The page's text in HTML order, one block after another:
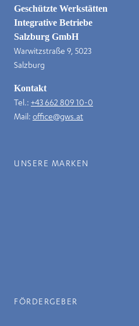
Geschützte Werkstätten
Integrative Betriebe
Salzburg GmbH
Warwitzstraße 9, 5023
Salzburg
Kontakt
Tel.: +43 662 809 10-0
Mail: office@gws.at
UNSERE MARKEN
FÖRDERGEBER